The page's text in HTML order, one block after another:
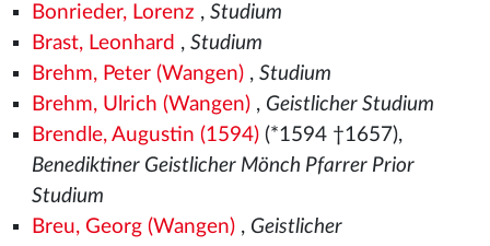
Bonrieder, Lorenz , Studium
Brast, Leonhard , Studium
Brehm, Peter (Wangen), Studium
Brehm, Ulrich (Wangen), Geistlicher Studium
Brendle, Augustin (1594)(*1594 †1657),
Benediktiner Geistlicher Mönch Pfarrer Prior
Studium
Breu, Georg (Wangen), Geistlicher